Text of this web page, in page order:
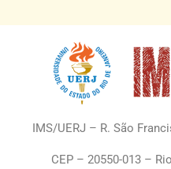
IMS/UERJ – R. São
CEP – 20550-013 –